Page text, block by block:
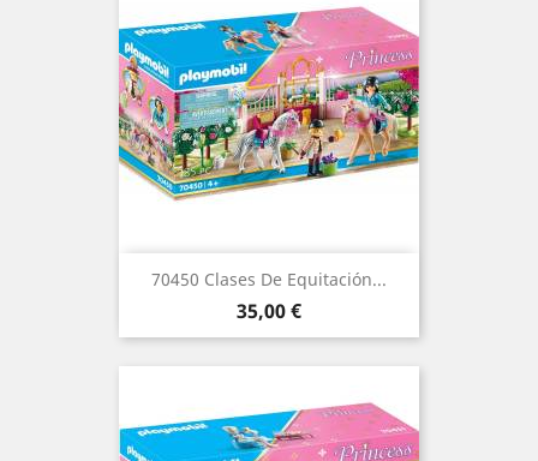
70450 Clases De Equitación...
Precio
35,00 €